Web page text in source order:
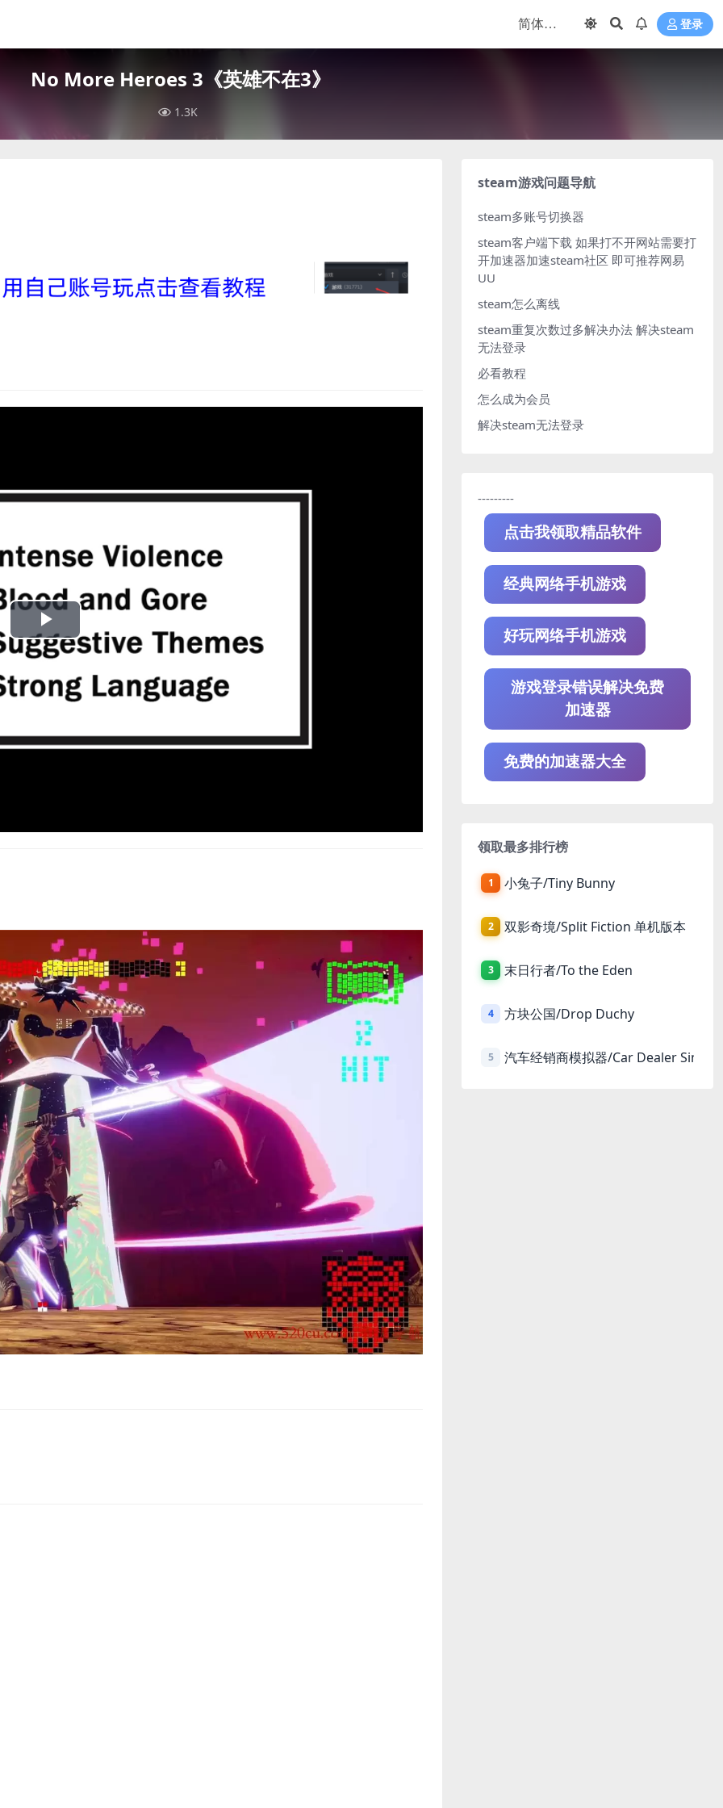
登录
No More Heroes 3《英雄不在3》
1.3K
Play
Video
steam游戏问题导航
steam多账号切换器
steam客户端下载 如果打不开网站需要打
开加速器加速steam社区 即可推荐网易
UU
steam怎么离线
steam重复次数过多解决办法 解决steam
无法登录
必看教程
怎么成为会员
解决steam无法登录
---------
点击我领取精品软件
经典网络手机游戏
好玩网络手机游戏
游戏登录错误解决免费
加速器
免费的加速器大全
领取最多排行榜
1 小兔子/Tiny Bunny
2 双影奇境/Split Fiction 单机版本
3 末日行者/To the Eden
4 方块公国/Drop Duchy
5 汽车经销商模拟器/Car Dealer